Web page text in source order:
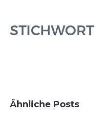
STICHWORT
Ähnliche Posts